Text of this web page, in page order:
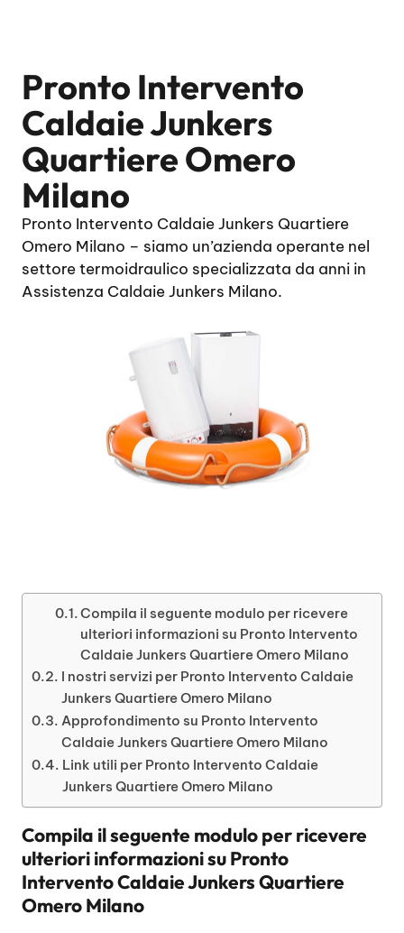
Pronto Intervento
Caldaie Junkers
Quartiere Omero
Milano
Pronto Intervento Caldaie Junkers Quartiere
Omero Milano – siamo un’azienda operante nel
settore termoidraulico specializzata da anni in
Assistenza Caldaie Junkers Milano.
Compila il seguente modulo per ricevere
ulteriori informazioni su Pronto Intervento
Caldaie Junkers Quartiere Omero Milano
I nostri servizi per Pronto Intervento Caldaie
Junkers Quartiere Omero Milano
Approfondimento su Pronto Intervento
Caldaie Junkers Quartiere Omero Milano
Link utili per Pronto Intervento Caldaie
Junkers Quartiere Omero Milano
Compila il seguente modulo per ricevere
ulteriori informazioni suPronto
Intervento Caldaie Junkers Quartiere
Omero Milano